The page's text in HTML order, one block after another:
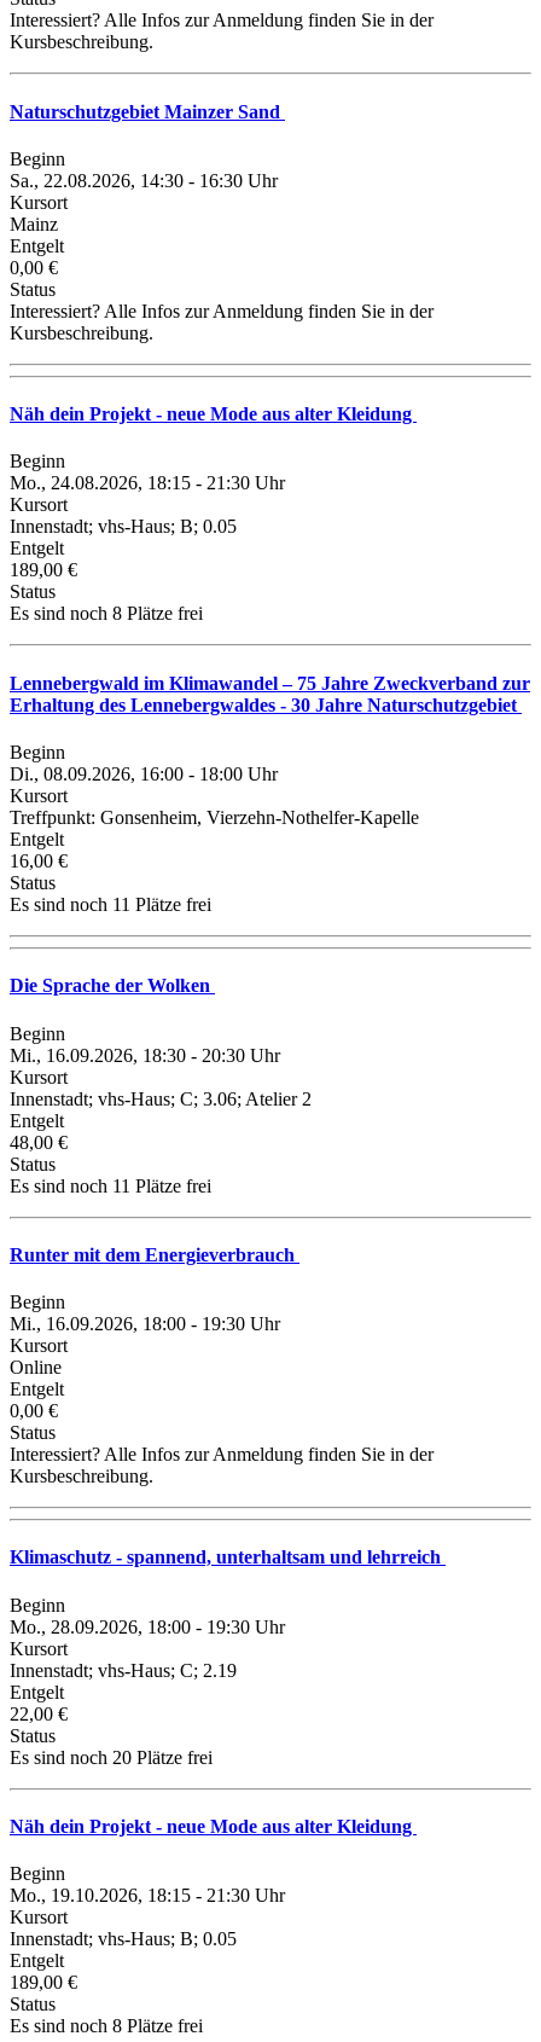
Interessiert? Alle Infos zur Anmeldung finden Sie in der
Kursbeschreibung.
Naturschutzgebiet Mainzer Sand
Beginn
Sa., 22.08.2026, 14:30 - 16:30 Uhr
Kursort
Mainz
Entgelt
0,00 €
Status
Interessiert? Alle Infos zur Anmeldung finden Sie in der
Kursbeschreibung.
Näh dein Projekt - neue Mode aus alter Kleidung
Beginn
Mo., 24.08.2026, 18:15 - 21:30 Uhr
Kursort
Innenstadt; vhs-Haus; B; 0.05
Entgelt
189,00 €
Status
Es sind noch 8 Plätze frei
Lennebergwald im Klimawandel – 75 Jahre Zweckverband zur
Erhaltung des Lennebergwaldes - 30 Jahre Naturschutzgebiet
Beginn
Di., 08.09.2026, 16:00 - 18:00 Uhr
Kursort
Treffpunkt: Gonsenheim, Vierzehn-Nothelfer-Kapelle
Entgelt
16,00 €
Status
Es sind noch 11 Plätze frei
Die Sprache der Wolken
Beginn
Mi., 16.09.2026, 18:30 - 20:30 Uhr
Kursort
Innenstadt; vhs-Haus; C; 3.06; Atelier 2
Entgelt
48,00 €
Status
Es sind noch 11 Plätze frei
Runter mit dem Energieverbrauch
Beginn
Mi., 16.09.2026, 18:00 - 19:30 Uhr
Kursort
Online
Entgelt
0,00 €
Status
Interessiert? Alle Infos zur Anmeldung finden Sie in der
Kursbeschreibung.
Klimaschutz - spannend, unterhaltsam und lehrreich
Beginn
Mo., 28.09.2026, 18:00 - 19:30 Uhr
Kursort
Innenstadt; vhs-Haus; C; 2.19
Entgelt
22,00 €
Status
Es sind noch 20 Plätze frei
Näh dein Projekt - neue Mode aus alter Kleidung
Beginn
Mo., 19.10.2026, 18:15 - 21:30 Uhr
Kursort
Innenstadt; vhs-Haus; B; 0.05
Entgelt
189,00 €
Status
Es sind noch 8 Plätze frei